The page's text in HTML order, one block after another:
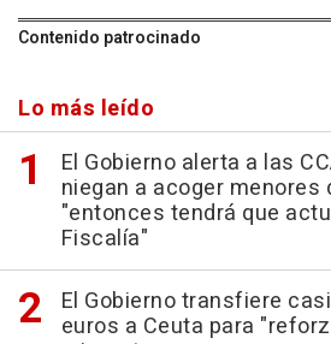
Contenido patrocinado
Lo más leído
El Gobierno alerta a las
niegan a acoger menores
"entonces tendrá que
Fiscalía"
El Gobierno transfiere
euros a Ceuta para